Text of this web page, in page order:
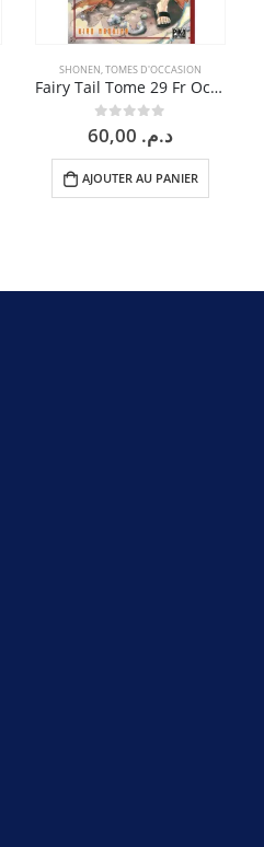
SHONEN,TOMES D'OCCASION
Fairy Tail Tome 29 Fr Occasion
0sur 5د.م.
AJOUTER AU PANIER